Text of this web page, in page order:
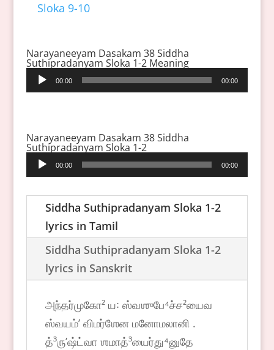
Sloka 9-10
Narayaneeyam Dasakam 38 Siddha
Suthipradanyam Sloka 1-2 Meaning
Audio
Player
00:00 00:00
Narayaneeyam Dasakam 38 Siddha
Suthipradanyam Sloka 1-2
Audio
Player
00:00 00:00
Siddha Suthipradanyam Sloka 1-2
lyrics in Tamil
Siddha Suthipradanyam Sloka 1-2
lyrics in Sanskrit
அந்தர்முகோ² ய꞉ ஸ்வஶுபே⁴ச்ச²யைவ
ஸ்வயம்ʼ விமர்ஶேன மனோமலானி .
த்³ருʼஷ்ட்வா ஶமாத்³யைர்து⁴னுதே